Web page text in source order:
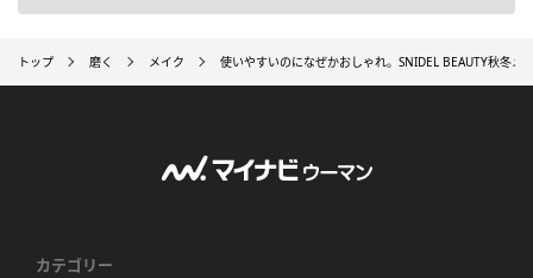
トップ 磨く メイク 使いやすいのになぜかおしゃれ。SNIDEL BEAUTY秋冬メ
カテゴリー